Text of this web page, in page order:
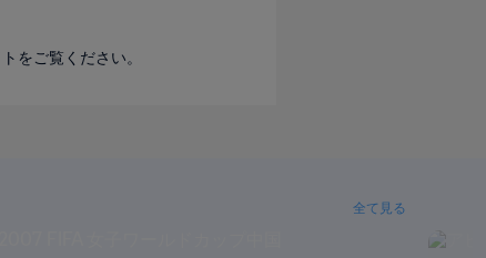
をご覧ください。
全て見る